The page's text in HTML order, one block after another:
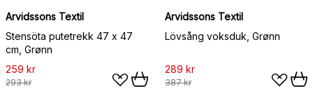
Arvidssons Textil
Stensöta putetrekk 47 x 47
cm, Grønn
259 kr
293 kr
Arvidssons Textil
Lövsång voksduk, Grønn
289 kr
387 kr